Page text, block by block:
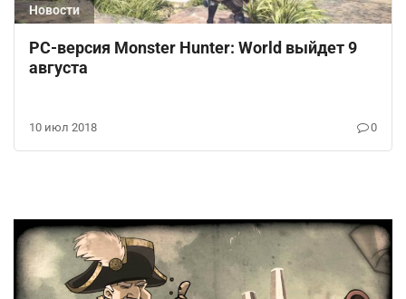
Новости
PC-версия Monster Hunter: World выйдет 9
августа
10 июл 2018 0